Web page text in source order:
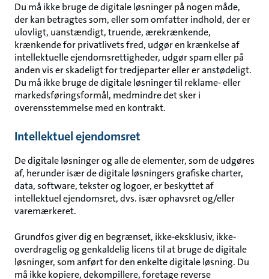
Du må ikke bruge de digitale løsninger på nogen måde,
der kan betragtes som, eller som omfatter indhold, der er
ulovligt, uanstændigt, truende, ærekrænkende,
krænkende for privatlivets fred, udgør en krænkelse af
intellektuelle ejendomsrettigheder, udgør spam eller på
anden vis er skadeligt for tredjeparter eller er anstødeligt.
Du må ikke bruge de digitale løsninger til reklame- eller
markedsføringsformål, medmindre det sker i
overensstemmelse med en kontrakt.
Intellektuel ejendomsret
De digitale løsninger og alle de elementer, som de udgøres
af, herunder især de digitale løsningers grafiske charter,
data, software, tekster og logoer, er beskyttet af
intellektuel ejendomsret, dvs. især ophavsret og/eller
varemærkeret.
Grundfos giver dig en begrænset, ikke-eksklusiv, ikke-
overdragelig og genkaldelig licens til at bruge de digitale
løsninger, som anført for den enkelte digitale løsning. Du
må ikke kopiere, dekompillere, foretage reverse